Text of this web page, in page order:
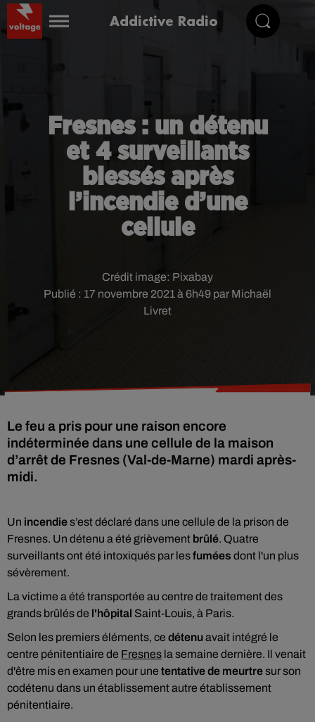
Addictive Radio
Fresnes : un détenu
et 4 surveillants
blessés après
l’incendie d’une
cellule
Publié : 17 novembre 2021 à 6h49 par Michaël
Livret
Crédit image: Pixabay
Le feu a pris pour une raison encore
indéterminée dans une cellule de la maison
d’arrêt de Fresnes (Val-de-Marne) mardi après-
midi.
Un incendies’est déclaré dans une cellule de la prison de
Fresnes. Un détenu a été grièvement brûlé. Quatre
surveillants ont été intoxiqués par lesfumées dont l'un plus
sévèrement.
La victime a été transportée au centre de traitement des
grands brûlés de l'hôpital Saint-Louis, à Paris.
Selon les premiers éléments, ce détenuavait intégré le
centre pénitentiaire de Fresnes la semaine dernière. Il venait
d'être mis en examen pour une tentativede meurtresur son
codétenu dans un établissement autre établissement
pénitentiaire.